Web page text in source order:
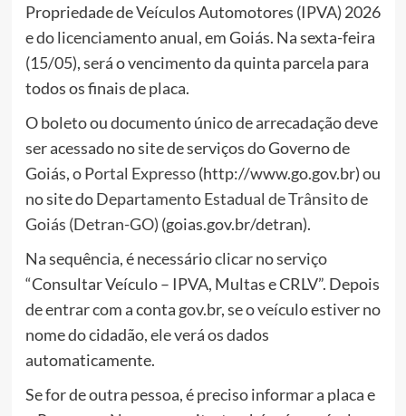
Propriedade de Veículos Automotores (IPVA) 2026
e do licenciamento anual, em Goiás. Na sexta-feira
(15/05), será o vencimento da quinta parcela para
todos os finais de placa.
O boleto ou documento único de arrecadação deve
ser acessado no site de serviços do Governo de
Goiás, oPortal Expresso(http://www.go.gov.br) ou
no site doDepartamento Estadual de Trânsito de
Goiás (Detran-GO) (goias.gov.br/detran).
Na sequência, é necessário clicar no serviço
“Consultar Veículo – IPVA, Multas e CRLV”. Depois
de entrar com a conta gov.br, se o veículo estiver no
nome do cidadão, ele verá os dados
automaticamente.
Se for de outra pessoa, é preciso informar a placa e